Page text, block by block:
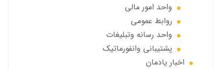
واحد امور مالی
روابط عمومی
واحد رسانه وتبلیغات
پشتیبانی وانفورماتیک
اخبار يادمان